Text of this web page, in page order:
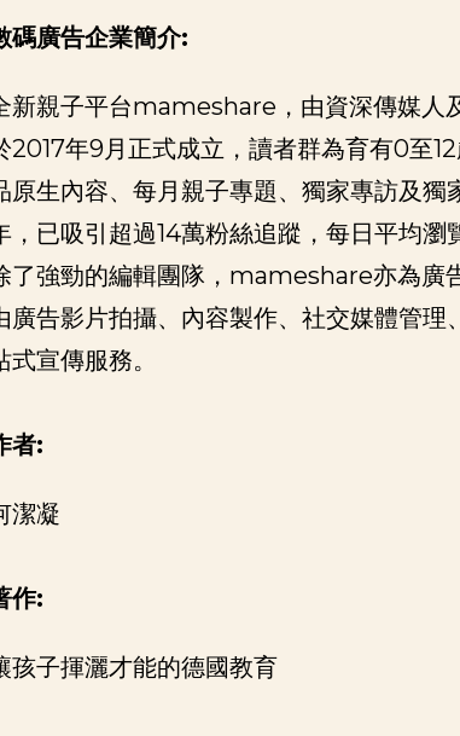
碼廣告企業簡介:
新親子平台mameshare，由資深傳媒人
2017年9月正式成立，讀者群為育有0至
原生內容、每月親子專題、獨家專訪及
，已吸引超過14萬粉絲追蹤，每日平均瀏
了強勁的編輯團隊，mameshare亦為廣
廣告影片拍攝、內容製作、社交媒體管
式宣傳服務。
者:
潔凝
作:
孩子揮灑才能的德國教育